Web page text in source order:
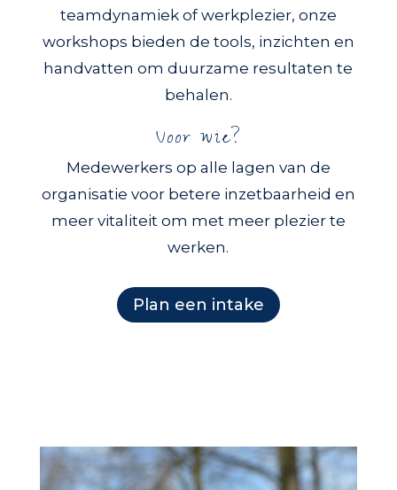
teamdynamiek of werkplezier, onze
workshops bieden de tools, inzichten en
handvatten om duurzame resultaten te
behalen.
Voor wie?
Medewerkers op alle lagen van de
organisatie voor betere inzetbaarheid en
meer vitaliteit om met meer plezier te
werken.
Plan een intake